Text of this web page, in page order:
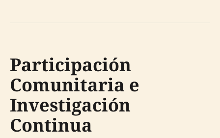
Participación
Comunitaria e
Investigación
Continua